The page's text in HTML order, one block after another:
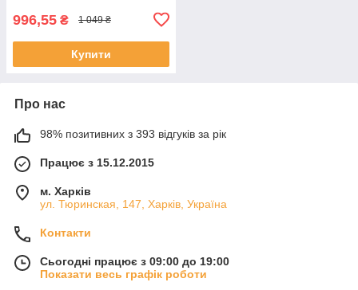
996,55 ₴ 1 049 ₴
Купити
Про нас
98% позитивних з 393 відгуків за рік
Працює з 15.12.2015
м. Харків
ул. Тюринская, 147, Харків, Україна
Контакти
Сьогодні працює з 09:00 до 19:00
Показати весь графік роботи